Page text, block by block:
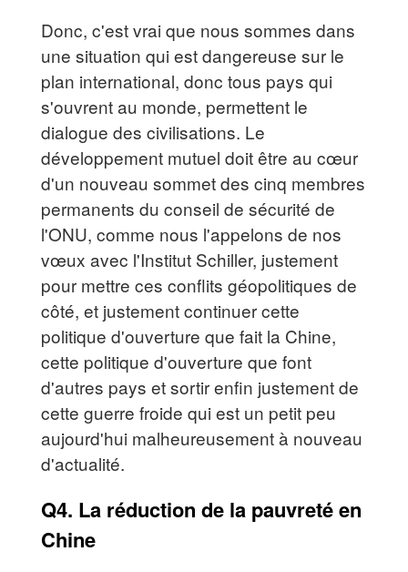
Donc, c'est vrai que nous sommes dans
une situation qui est dangereuse sur le
plan international, donc tous pays qui
s'ouvrent au monde, permettent le
dialogue des civilisations. Le
développement mutuel doit être au cœur
d'un nouveau sommet des cinq membres
permanents du conseil de sécurité de
l'ONU, comme nous l'appelons de nos
vœux avec l'Institut Schiller, justement
pour mettre ces conflits géopolitiques de
côté, et justement continuer cette
politique d'ouverture que fait la Chine,
cette politique d'ouverture que font
d'autres pays et sortir enfin justement de
cette guerre froide qui est un petit peu
aujourd'hui malheureusement à nouveau
d'actualité.
Q4. La réduction de la pauvreté en
Chine